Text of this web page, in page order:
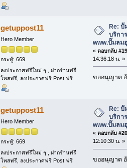
getuppost11
Hero Member
กระทู้: 669
ลงประกาศฟรีใหม่ ๆ , ฝากร้านฟรี
โพสฟรี, ลงประกาศฟรี Post ฟรี
Re:
บริกา
www.ปั๊มลม
« ตอบกลับ
14:36:18 น. »
ขออนุญาต
getuppost11
Hero Member
กระทู้: 669
ลงประกาศฟรีใหม่ ๆ , ฝากร้านฟรี
โพสฟรี, ลงประกาศฟรี Post ฟรี
Re:
บริกา
www.ปั๊มลม
« ตอบกลับ
12:10:30 น. »
ขออนุญาต